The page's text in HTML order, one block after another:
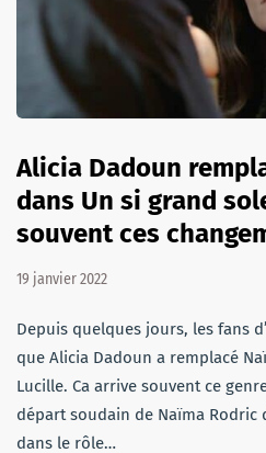
Alicia Dadoun
dans Un si grand
souvent ces
19 janvier 2022
Depuis quelques jours, les fans
que Alicia Dadoun a remplacé
Lucille. Ca arrive souvent ce
départ soudain de Naïma Rodric
dans le rôle…